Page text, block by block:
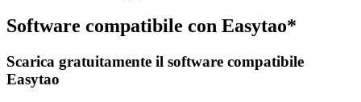
Software compatibile con Easytao*
Scarica gratuitamente il software compatibile
Easytao